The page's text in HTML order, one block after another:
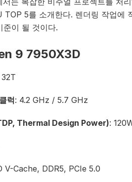
TOP 5를 소개한다. 렌더링 작업에
준이 될 것이다.
9 7950X3D
럭: 4.2 GHz / 5.7 GHz
Thermal Design Power):
V-Cache, DDR5, PCIe 5.0